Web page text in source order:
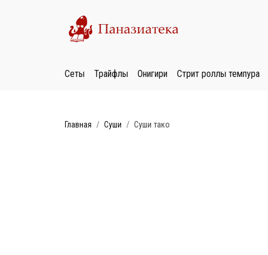
Сеты Трайфлы Онигири Стрит роллы темпура
Главная Суши Суши тако